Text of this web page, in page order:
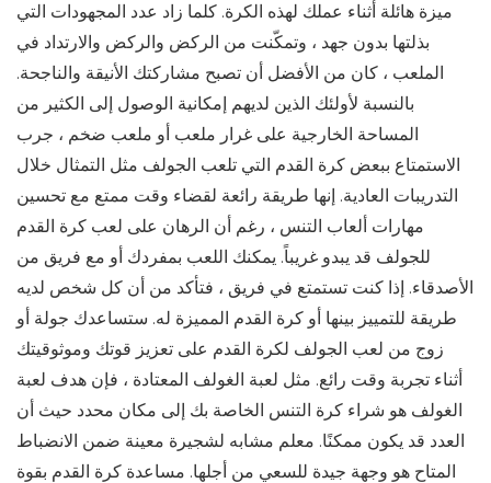
ميزة هائلة أثناء عملك لهذه الكرة. كلما زاد عدد المجهودات التي
بذلتها بدون جهد ، وتمكّنت من الركض والركض والارتداد في
الملعب ، كان من الأفضل أن تصبح مشاركتك الأنيقة والناجحة.
بالنسبة لأولئك الذين لديهم إمكانية الوصول إلى الكثير من
المساحة الخارجية على غرار ملعب أو ملعب ضخم ، جرب
الاستمتاع ببعض كرة القدم التي تلعب الجولف مثل التمثال خلال
التدريبات العادية. إنها طريقة رائعة لقضاء وقت ممتع مع تحسين
مهارات ألعاب التنس ، رغم أن الرهان على لعب كرة القدم
للجولف قد يبدو غريباً. يمكنك اللعب بمفردك أو مع فريق من
الأصدقاء. إذا كنت تستمتع في فريق ، فتأكد من أن كل شخص لديه
طريقة للتمييز بينها أو كرة القدم المميزة له. ستساعدك جولة أو
زوج من لعب الجولف لكرة القدم على تعزيز قوتك وموثوقيتك
أثناء تجربة وقت رائع. مثل لعبة الغولف المعتادة ، فإن هدف لعبة
الغولف هو شراء كرة التنس الخاصة بك إلى مكان محدد حيث أن
العدد قد يكون ممكنًا. معلم مشابه لشجيرة معينة ضمن الانضباط
المتاح هو وجهة جيدة للسعي من أجلها. مساعدة كرة القدم بقوة